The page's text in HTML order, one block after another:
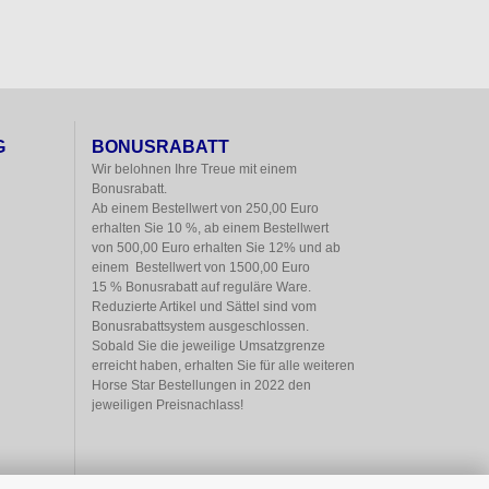
BONUSRABATT
Wir belohnen Ihre Treue mit einem
Bonusrabatt.
Ab einem Bestellwert von 250,00 Euro
erhalten Sie 10 %, ab einem Bestellwert
von 500,00 Euro erhalten Sie 12% und ab
einem  Bestellwert von 1500,00 Euro
15 % Bonusrabatt auf reguläre Ware.
Reduzierte Artikel und Sättel sind vom
Bonusrabattsystem ausgeschlossen.
Sobald Sie die jeweilige Umsatzgrenze
erreicht haben, erhalten Sie für alle weiteren
Horse Star Bestellungen in 2022 den
jeweiligen Preisnachlass!